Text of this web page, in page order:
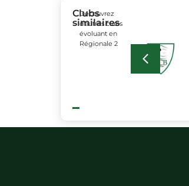
Clubs
similaires
Découvrez
d’autres clubs
évoluant en
Régionale 2